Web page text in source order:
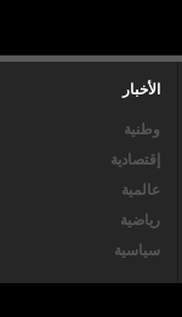
الأخبار
وطنية
إقتصادية
عالمية
رياضية
سياسية